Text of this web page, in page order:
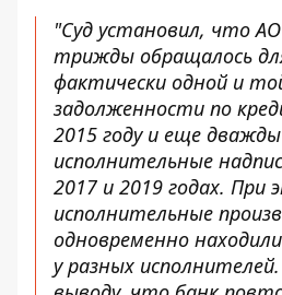
"Суд установил, что
трижды обращалось
фактически одной и
задолженности по
2015 году и еще дважды
исполнительные
2017 и 2019 годах. При
исполнительные
одновременно
у разных